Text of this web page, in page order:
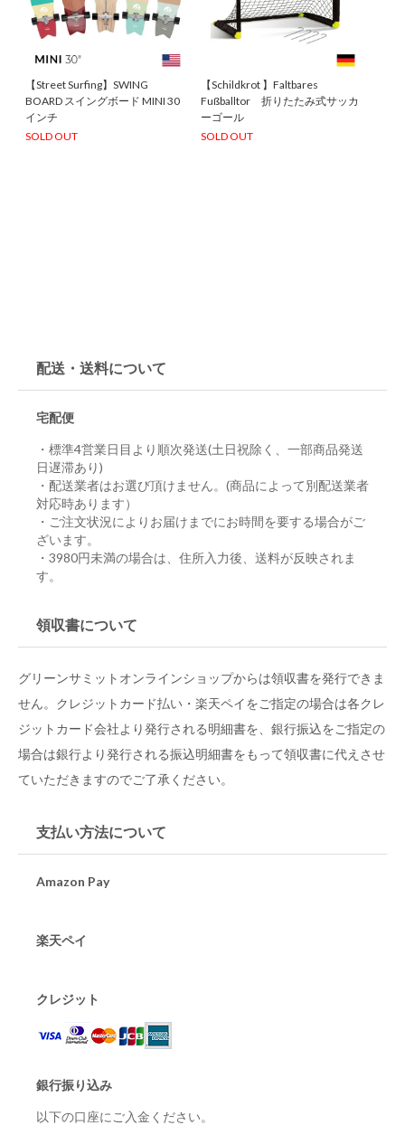
【Street Surfing】SWING
BOARD スイングボード MINI 30
インチ
SOLD OUT
【Schildkrot 】Faltbares
Fußballtor 折りたたみ式サッカ
ーゴール
SOLD OUT
配送・送料について
宅配便
・標準4営業日目より順次発送(土日祝除く、一部商品発送
日遅滞あり)
・配送業者はお選び頂けません。(商品によって別配送業者
対応時あります）
・ご注文状況によりお届けまでにお時間を要する場合がご
ざいます。
・3980円未満の場合は、住所入力後、送料が反映されま
す。
領収書について
グリーンサミットオンラインショップからは領収書を発行できま
せん。クレジットカード払い・楽天ペイをご指定の場合は各クレ
ジットカード会社より発行される明細書を、銀行振込をご指定の
場合は銀行より発行される振込明細書をもって領収書に代えさせ
ていただきますのでご了承ください。
支払い方法について
Amazon Pay
楽天ペイ
クレジット
銀行振り込み
以下の口座にご入金ください。